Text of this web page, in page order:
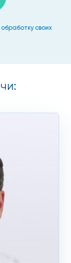
у
мозга и
зрения.
и др.
своих